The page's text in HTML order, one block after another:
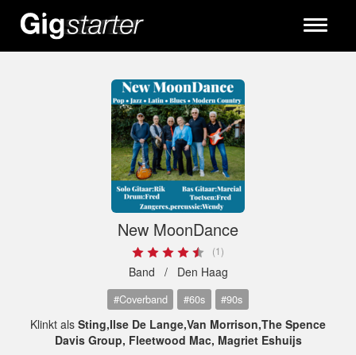
Toggle
New MoonDance
(1)
Band / Den Haag
#Coverband #60s #90s
Klinkt als Sting,Ilse De Lange,Van Morrison,The Spence
Davis Group, Fleetwood Mac, Magriet Eshuijs